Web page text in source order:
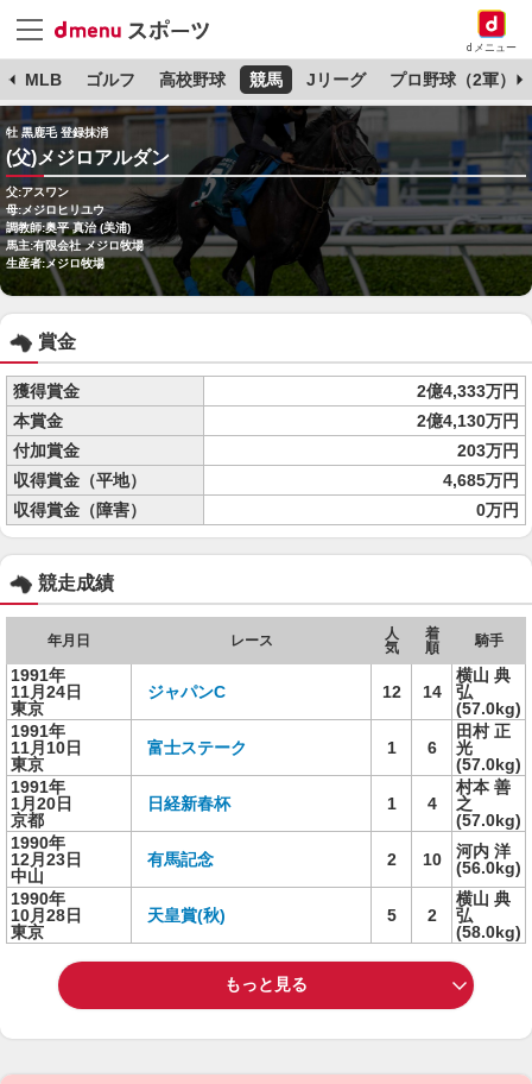
dメニュー
MLB ゴルフ 高校野球 競馬 Jリーグ プロ野球（2軍）
牡 黒鹿毛 登録抹消
(父)メジロアルダン
父:アスワン
母:メジロヒリユウ
調教師:奥平 真治 (美浦)
馬主:有限会社 メジロ牧場
生産者:メジロ牧場
賞金
獲得賞金
2億4,333万円
本賞金
2億4,130万円
付加賞金
203万円
収得賞金（平地）
4,685万円
収得賞金（障害）
0万円
競走成績
年月日 レース
人
気
着
順
騎手
1991年
11月24日
東京
ジャパンC 12 14
横山 典
弘
(57.0kg)
1991年
11月10日
東京
富士ステーク 1 6
田村 正
光
(57.0kg)
1991年
1月20日
京都
日経新春杯 1 4
村本 善
之
(57.0kg)
1990年
12月23日
中山
有馬記念 2 10
河内 洋
(56.0kg)
1990年
10月28日
東京
天皇賞(秋) 5 2
横山 典
弘
(58.0kg)
もっと見る